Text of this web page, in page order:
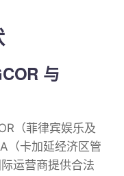
与
（菲律宾娱乐及
（卡加延经济区管
运营商提供合法